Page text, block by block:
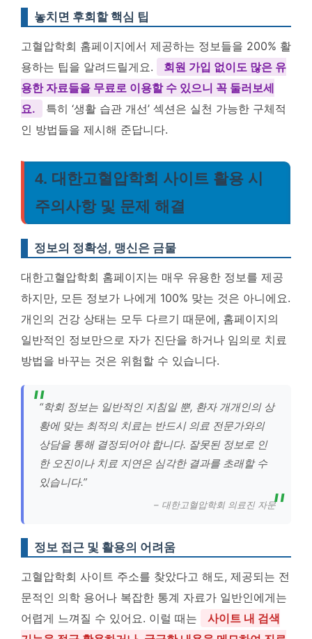
놓치면 후회할 핵심 팁
고혈압학회 홈페이지에서 제공하는 정보들을 200% 활
용하는 팁을 알려드릴게요.
회원 가입 없이도 많은 유
용한 자료들을 무료로 이용할 수 있으니 꼭 둘러보세
요.
특히 ‘생활 습관 개선’ 섹션은 실천 가능한 구체적
인 방법들을 제시해 준답니다.
4. 대한고혈압학회 사이트 활용 시
주의사항 및 문제 해결
정보의 정확성, 맹신은 금물
대한고혈압학회 홈페이지는 매우 유용한 정보를 제공
하지만, 모든 정보가 나에게 100% 맞는 것은 아니에요.
개인의 건강 상태는 모두 다르기 때문에, 홈페이지의
일반적인 정보만으로 자가 진단을 하거나 임의로 치료
방법을 바꾸는 것은 위험할 수 있습니다.
“학회 정보는 일반적인 지침일 뿐, 환자 개개인의 상
황에 맞는 최적의 치료는 반드시 의료 전문가와의
상담을 통해 결정되어야 합니다. 잘못된 정보로 인
한 오진이나 치료 지연은 심각한 결과를 초래할 수
있습니다.”
– 대한고혈압학회 의료진 자문
정보 접근 및 활용의 어려움
고혈압학회 사이트 주소를 찾았다고 해도, 제공되는 전
문적인 의학 용어나 복잡한 통계 자료가 일반인에게는
어렵게 느껴질 수 있어요. 이럴 때는
사이트 내 검색